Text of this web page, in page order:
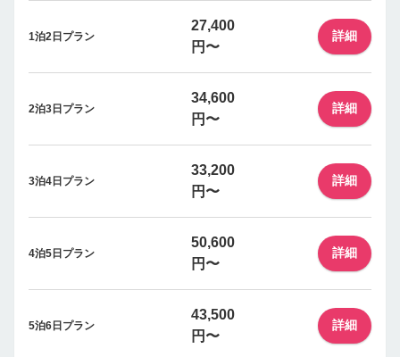
1泊2日プラン
27,400
円〜
詳細
2泊3日プラン
34,600
円〜
詳細
3泊4日プラン
33,200
円〜
詳細
4泊5日プラン
50,600
円〜
詳細
5泊6日プラン
43,500
円〜
詳細